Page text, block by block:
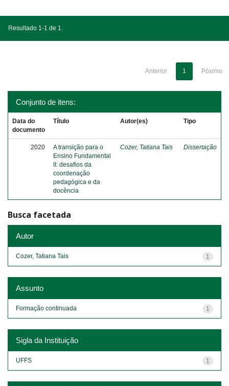
Resultado 1-1 de 1.
Anterior 1 Póximo
Conjunto de itens:
Data do
documento
Título Autor(es) Tipo
2020
A transição para o
Ensino Fundamental
II: desafios da
coordenação
pedagógica e da
docência
Cozer, Tatiana Tais Dissertação
Busca facetada
Autor
1
Cozer, Tatiana Tais
Assunto
1
Formação continuada
Sigla da Instituição
1
UFFS